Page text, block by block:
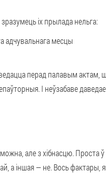
іх прылада нельга:
адчувальнага месцы
перад палавым актам,
І неўзабаве
але з хібнасцю. Проста ў
а іншая — не. Вось фактары,